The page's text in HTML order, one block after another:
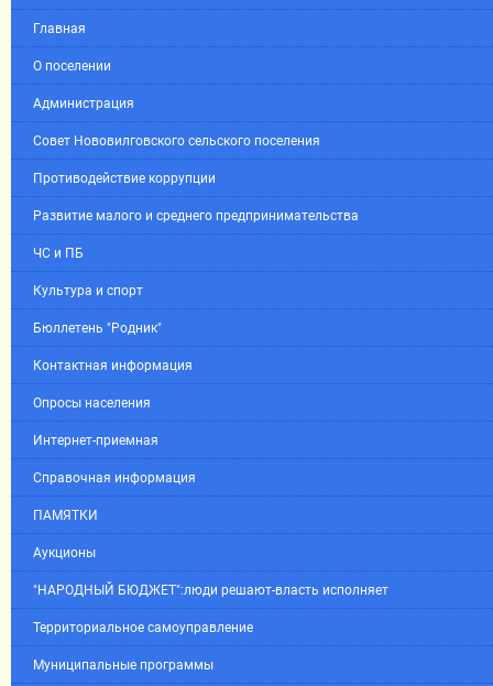
Главная
О поселении
Администрация
Совет Нововилговского сельского поселения
Противодействие коррупции
Развитие малого и среднего предпринимательства
ЧС и ПБ
Культура и спорт
Бюллетень "Родник"
Контактная информация
Опросы населения
Интернет-приемная
Справочная информация
ПАМЯТКИ
Аукционы
"НАРОДНЫЙ БЮДЖЕТ":люди решают-власть исполняет
Территориальное самоуправление
Муниципальные программы